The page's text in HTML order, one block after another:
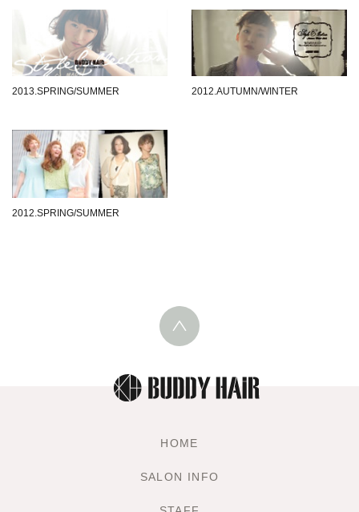
2013.SPRING/SUMMER 2012.AUTUMN/WINTER
2012.SPRING/SUMMER
HOME
SALON INFO